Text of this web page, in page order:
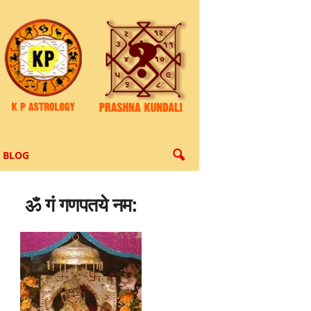
BLOG
ॐ गं गणपतये नम: